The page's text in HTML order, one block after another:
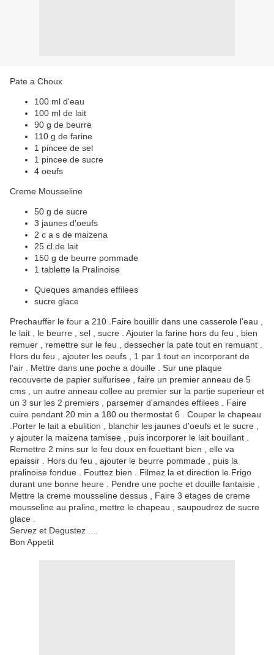
Pate a Choux
100 ml d'eau
100 ml de lait
90 g de beurre
110 g de farine
1 pincee de sel
1 pincee de sucre
4 oeufs
Creme Mousseline
50 g de sucre
3 jaunes d'oeufs
2 c a s de maizena
25 cl de lait
150 g de beurre pommade
1 tablette la Pralinoise
Queques amandes effilees
sucre glace
Prechauffer le four a 210 .Faire bouillir dans une casserole l'eau ,
le lait , le beurre , sel , sucre . Ajouter la farine hors du feu , bien
remuer , remettre sur le feu , dessecher la pate tout en remuant .
Hors du feu , ajouter les oeufs , 1 par 1 tout en incorporant de
l'air . Mettre dans une poche a douille . Sur une plaque
recouverte de papier sulfurisee , faire un premier anneau de 5
cms , un autre anneau collee au premier sur la partie superieur et
un 3 sur les 2 premiers , parsemer d'amandes effilees . Faire
cuire pendant 20 min a 180 ou thermostat 6 . Couper le chapeau
.Porter le lait a ebulition , blanchir les jaunes d'oeufs et le sucre ,
y ajouter la maizena tamisee , puis incorporer le lait bouillant .
Remettre 2 mins sur le feu doux en fouettant bien , elle va
epaissir . Hors du feu , ajouter le beurre pommade , puis la
pralinoise fondue . Fouttez bien . Filmez la et direction le Frigo
durant une bonne heure . Pendre une poche et douille fantaisie ,
Mettre la creme mousseline dessus , Faire 3 etages de creme
mousseline au praline, mettre le chapeau , saupoudrez de sucre
glace .
Servez et Degustez ....
Bon Appetit